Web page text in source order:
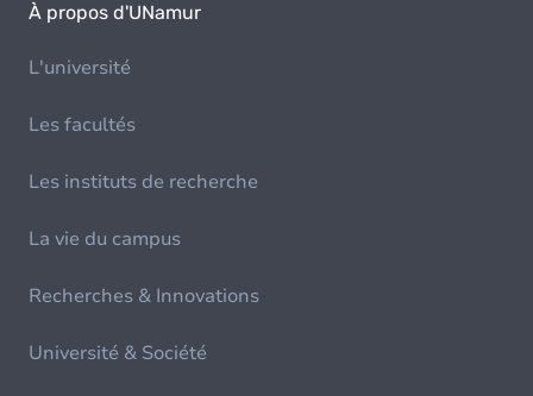
À propos d'UNamur
L'université
Les facultés
Les instituts de recherche
La vie du campus
Recherches & Innovations
Université & Société